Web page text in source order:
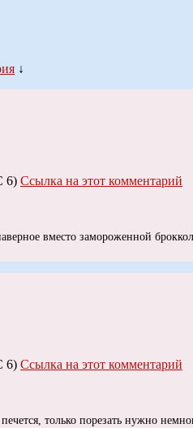
↓
6) Ссылка на этот комментарий
вместо замороженной
6) Ссылка на этот комментарий
только порезать нужно